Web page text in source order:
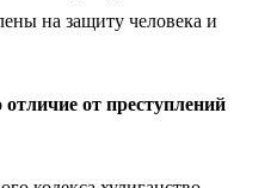
на защиту человека и
отличие от преступлений